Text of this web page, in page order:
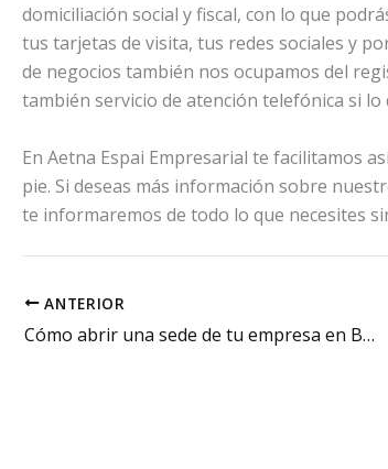
domiciliación social y fiscal, con lo que
tus tarjetas de visita, tus redes sociales y
de negocios también nos ocupamos del
también servicio de atención telefónica si lo
En Aetna Espai Empresarial te facilitamos
pie. Si deseas más información sobre
te informaremos de todo lo que necesites
ANTERIOR
Cómo abrir una sede de tu empresa en Barcelona